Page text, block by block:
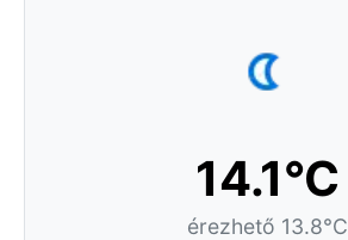
14.1°C
érezhető 13.8°C